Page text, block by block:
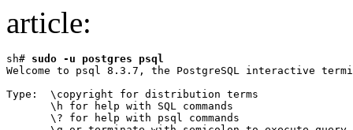
article:
sh# sudo -u postgres psql
Welcome to psql 8.3.7, the PostgreSQL interactive
Type:  \copyright for distribution terms
       \h for help with SQL commands
       \? for help with psql commands